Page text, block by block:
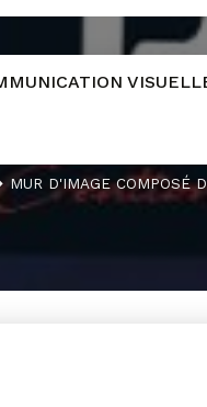
MUR D'IMAGE COMPOSÉ